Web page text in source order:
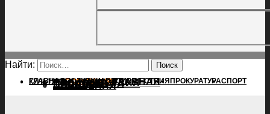
Найти:
ГЛАВНАЯПОЛИТИКАПРОИСШЕСТВИЯ ПРОКУРАТУРАСПОРТ
КУЛЬТУРАПОСЕЛЕНИЯГЛАВНАЯ
ПОЛИТИКА
ПРОИСШЕСТВИЯ
ПРОКУРАТУРА
СПОРТ
КУЛЬТУРА
ПОСЕЛЕНИЯ